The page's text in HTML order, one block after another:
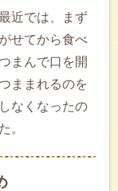
近では、まず
せてから食べ
まんで口を開
ままれるのを
なくなったの
。